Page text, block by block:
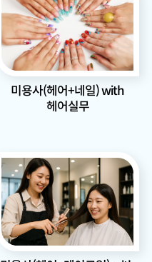
미용사(헤어+네일) with
헤어실무